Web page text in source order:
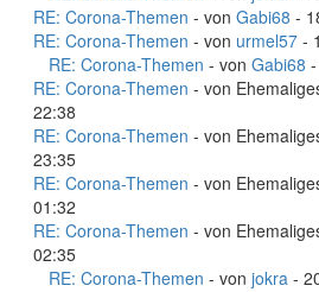
RE: Corona-Themen - von Gabi68 -
RE: Corona-Themen - von urmel57 -
RE: Corona-Themen - von Gabi68
RE: Corona-Themen - von
22:38
RE: Corona-Themen - von
23:35
RE: Corona-Themen - von
01:32
RE: Corona-Themen - von
02:35
RE: Corona-Themen - von jokra -